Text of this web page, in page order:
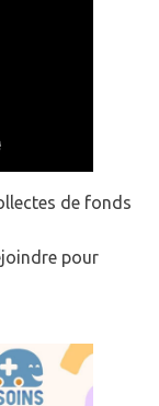
de fonds
pour